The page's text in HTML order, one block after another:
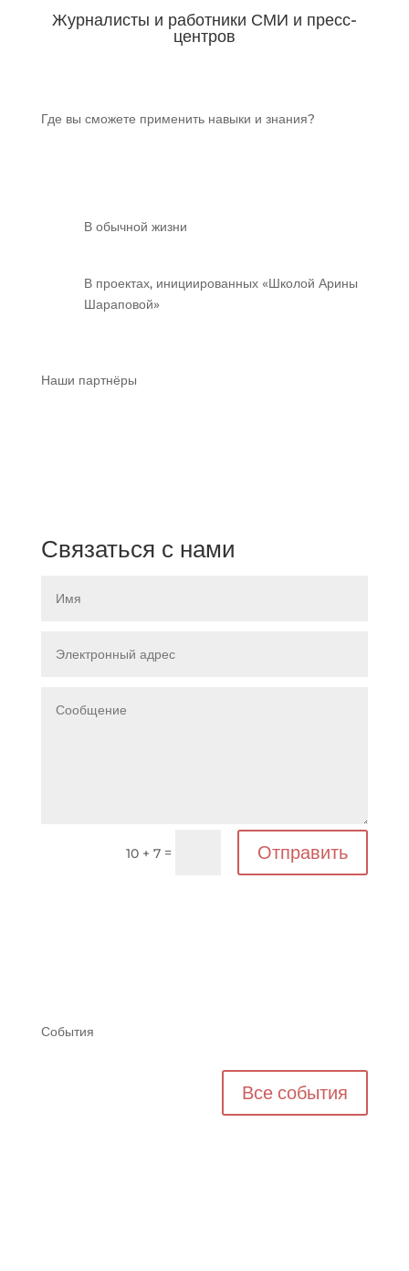
Журналисты и работники СМИ и пресс-
центров
Где вы сможете применить навыки и знания?
В обычной жизни
В проектах, инициированных «Школой Арины
Шараповой»
Наши партнёры
Связаться с нами
10 + 7 = Отправить
События
Все события